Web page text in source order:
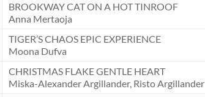
BROOKWAY CAT ON A HOT TINROOF
Anna Mertaoja
TIGER’S CHAOS EPIC EXPERIENCE
Moona Dufva
CHRISTMAS FLAKE GENTLE HEART
Miska-Alexander Argillander, Risto Argillander